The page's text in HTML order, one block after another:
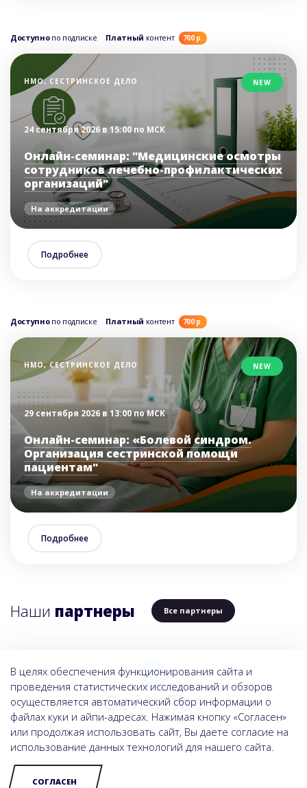
В целях обеспечения функционирования сайта и
проведения статистических исследований и обзоров
осуществляется автоматический сбор информации о
файлах куки и айпи-адресах. Нажимая кнопку «Согласен»
или продолжая использовать сайт, Вы даете согласие на
использование данных технологий для нашего сайта.
СОГЛАСЕН
Доступнопо подписке Платный контент 700 р.
НМО, СЕСТРИНСКОЕ ДЕЛО NEW
24 сентября 2026 в 15:00 по МСК
Онлайн-семинар: "Медицинские осмотры
сотрудников лечебно-профилактических
организаций"
На аккредитации
Подробнее
Доступнопо подписке Платный контент 700 р.
НМО, СЕСТРИНСКОЕ ДЕЛО NEW
29 сентября 2026 в 13:00 по МСК
Онлайн-семинар: «Болевой синдром.
Организация сестринской помощи
пациентам"
На аккредитации
Подробнее
Наши партнеры Все партнеры